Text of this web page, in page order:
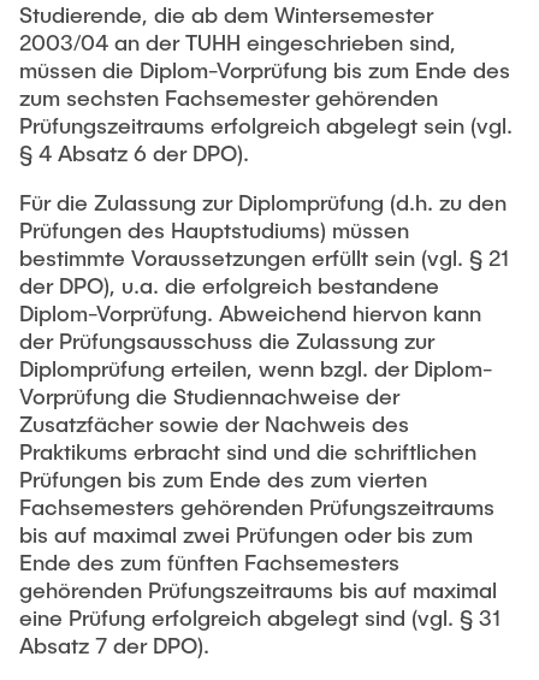
Studierende, die ab dem Wintersemester
2003/04 an der TUHH eingeschrieben sind,
müssen die Diplom-Vorprüfung bis zum Ende des
zum sechsten Fachsemester gehörenden
Prüfungszeitraums erfolgreich abgelegt sein (vgl.
§ 4 Absatz 6 der DPO).
Für die Zulassung zur Diplomprüfung (d.h. zu den
Prüfungen des Hauptstudiums) müssen
bestimmte Voraussetzungen erfüllt sein (vgl. § 21
der DPO), u.a. die erfolgreich bestandene
Diplom-Vorprüfung. Abweichend hiervon kann
der Prüfungsausschuss die Zulassung zur
Diplomprüfung erteilen, wenn bzgl. der Diplom-
Vorprüfung die Studiennachweise der
Zusatzfächer sowie der Nachweis des
Praktikums erbracht sind und die schriftlichen
Prüfungen bis zum Ende des zum vierten
Fachsemesters gehörenden Prüfungszeitraums
bis auf maximal zwei Prüfungen oder bis zum
Ende des zum fünften Fachsemesters
gehörenden Prüfungszeitraums bis auf maximal
eine Prüfung erfolgreich abgelegt sind (vgl. § 31
Absatz 7 der DPO).